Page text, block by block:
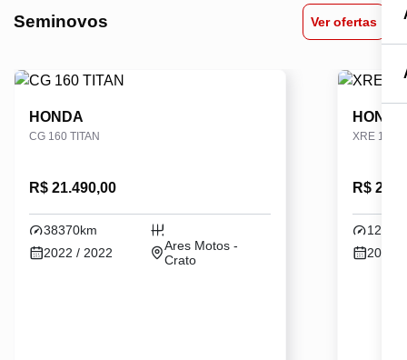
Seminovos Ver ofertas
HONDA
CG 160 TITAN
R$ 21.490,00
38370km
2022 / 2022
Ares Motos -
Crato
HONDA
XRE 190
R$
2024 /